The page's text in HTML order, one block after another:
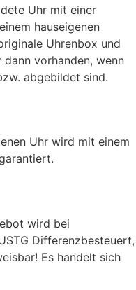
Uhr mit einer
hauseigenen
Uhrenbox und
vorhanden, wenn
abgebildet sind.
Uhr wird mit einem
wird bei
Differenzbesteuert,
Es handelt sich